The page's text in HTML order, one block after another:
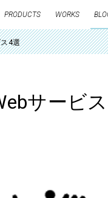
PRODUCTS WORKS
4選
サービ